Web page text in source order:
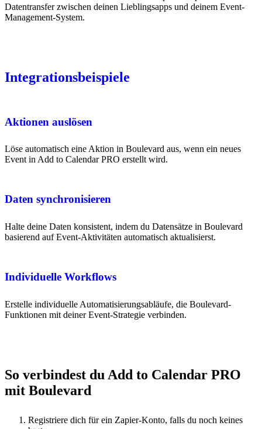
Datentransfer zwischen deinen Lieblingsapps und deinem Event-
Management-System.
Integrationsbeispiele
Aktionen auslösen
Löse automatisch eine Aktion in Boulevard aus, wenn ein neues
Event in Add to Calendar PRO erstellt wird.
Daten synchronisieren
Halte deine Daten konsistent, indem du Datensätze in Boulevard
basierend auf Event-Aktivitäten automatisch aktualisierst.
Individuelle Workflows
Erstelle individuelle Automatisierungsabläufe, die Boulevard-
Funktionen mit deiner Event-Strategie verbinden.
So verbindest du Add to Calendar PRO
mit Boulevard
Registriere dich für ein Zapier-Konto, falls du noch keines